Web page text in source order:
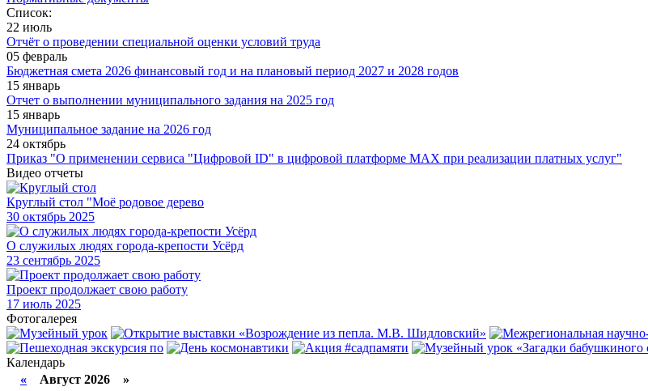
Список:
22 июль
Отчёт о проведении специальной оценки условий труда
05 февраль
Бюджетная смета 2026 финансовый год и на плановый период 2027 и 2028 годов
15 январь
Отчет о выполнении муниципального задания на 2025 год
15 январь
Муниципальное задание на 2026 год
24 октябрь
Приказ "О применении сервиса "Цифровой ID" в цифровой платформе МАХ при реализации платных услуг"
Видео отчеты
Круглый стол "Моё родовое дерево
30 октябрь 2025
О служилых людях города-крепости Усёрд
23 сентябрь 2025
Проект продолжает свою работу
17 июль 2025
Фотогалерея
Календарь
« Август 2026 »